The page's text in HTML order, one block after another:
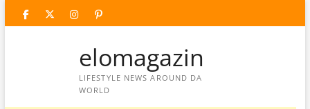
facebooktwitter
instagram
googleplus
pinterest
elomagazin
LIFESTYLE NEWS AROUND DA
WORLD